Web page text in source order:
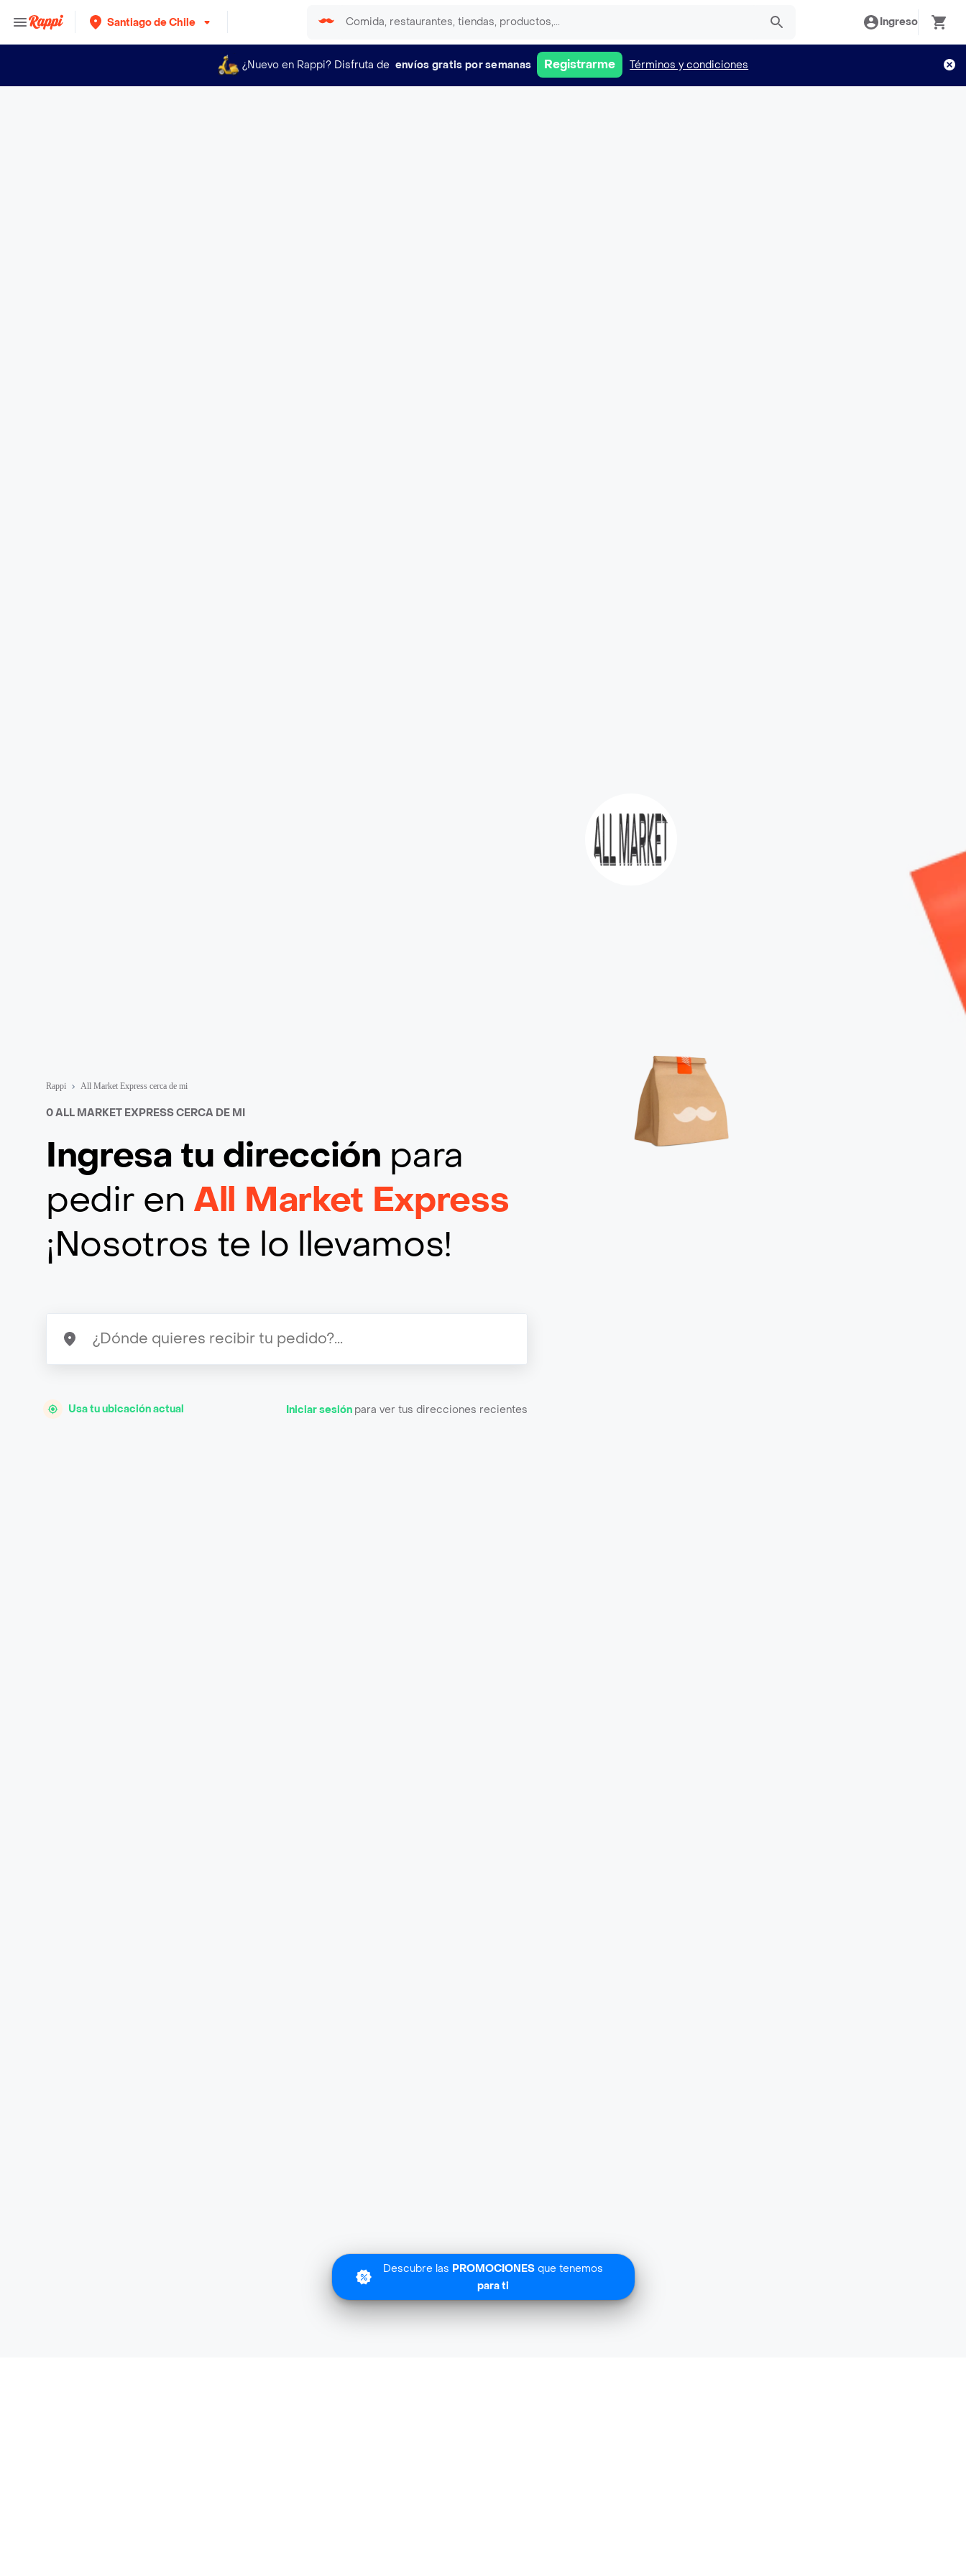
Santiago de Chile Ingreso
Descubre las PROMOCIONES que tenemos
para ti
¿Nuevo en Rappi? Disfruta de envíos gratis por semanas Registrarme Términos y condiciones
Rappi All Market Express cerca de mi
0 ALL MARKET EXPRESS CERCA DE MI
Ingresa tu dirección para
pedir en All Market Express
¡Nosotros te lo llevamos!
Usa tu ubicación actual Iniciar sesión para ver tus direcciones recientes